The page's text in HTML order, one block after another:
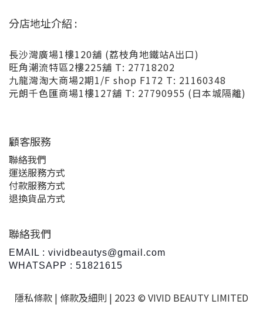
分店地址介紹 :
長沙灣廣場1樓120舖 (荔枝角地鐵站A出口)
旺角潮流特區2樓225舖 T: 27718202
九龍灣淘大商場2期1/F shop F172 T: 21160348
元朗千色匯商場1樓127舖 T: 27790955 (日本城隔離)
顧客服務
聯絡我們
運送服務方式
付款服務方式
退換貨品方式
聯絡我們
EMAIL : vividbeautys@gmail.com
WHATSAPP : 51821615
隱私條款 | 條款及細則 | 2023 © VIVID BEAUTY LIMITED